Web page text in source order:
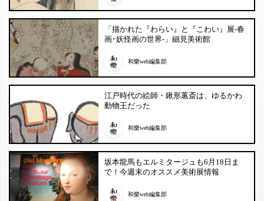
「描かれた『わらい』と『こわい』展-春
画･妖怪画の世界-」細見美術館
和樂web編集部
江戸時代の絵師・鍬形蕙斎は、ゆるかわ
動物王だった
和樂web編集部
坂本龍馬もエルミタージュも6月18日ま
で！今週末のオススメ美術展情報
和樂web編集部